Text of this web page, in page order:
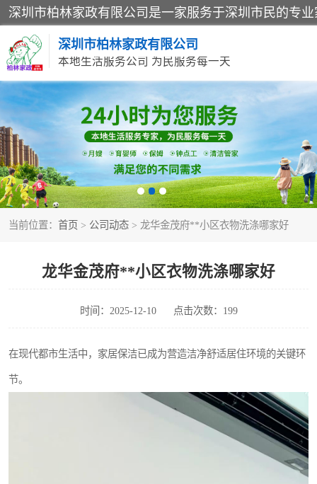
深圳市柏林家政有限公司
本地生活服务公司 为民服务每一天
当前位置： 首页 > 公司动态 > 龙华金茂府**小区衣物洗涤哪家好
龙华金茂府**小区衣物洗涤哪家好
时间：2025-12-10 点击次数：199
在现代都市生活中，家居保洁已成为营造洁净舒适居住环境的关键环
节。
家居保洁
家庭保姆